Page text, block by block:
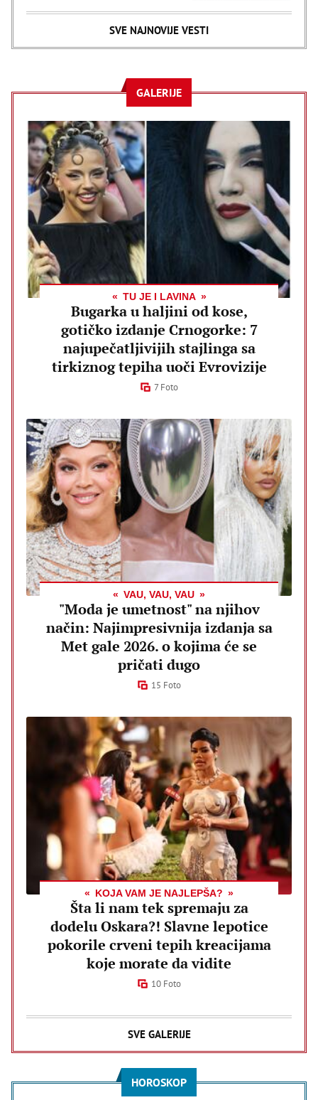
SVE NAJNOVIJE VESTI
GALERIJE
TU JE I LAVINA
Bugarka u haljini od kose,
gotičko izdanje Crnogorke: 7
najupečatljivijih stajlinga sa
tirkiznog tepiha uoči Evrovizije
7 Foto
VAU, VAU, VAU
"Moda je umetnost" na njihov
način: Najimpresivnija izdanja sa
Met gale 2026. o kojima će se
pričati dugo
15 Foto
KOJA VAM JE NAJLEPŠA?
Šta li nam tek spremaju za
dodelu Oskara?! Slavne lepotice
pokorile crveni tepih kreacijama
koje morate da vidite
10 Foto
SVE GALERIJE
HOROSKOP